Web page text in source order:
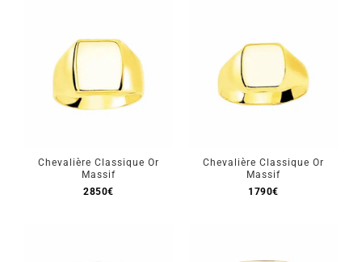
Chevalière Classique Or
Massif
2850€
Chevalière Classique Or
Massif
1790€